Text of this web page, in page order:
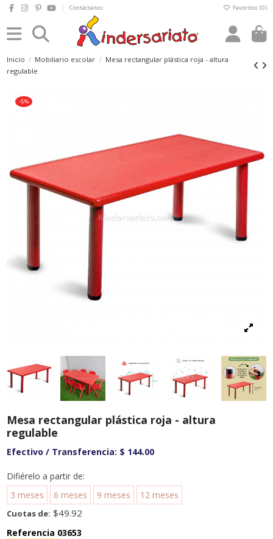
Contáctanos Favoritos (0)
0
Inicio Mobiliario escolar
Mesa rectangular plástica roja - altura
regulable
-5%
Mesa rectangular plástica roja - altura
regulable
Efectivo / Transferencia: $ 144.00
Difiérelo a partir de:
3 meses
6 meses 9 meses 12 meses
Cuotas de: $49.92
Referencia 03653